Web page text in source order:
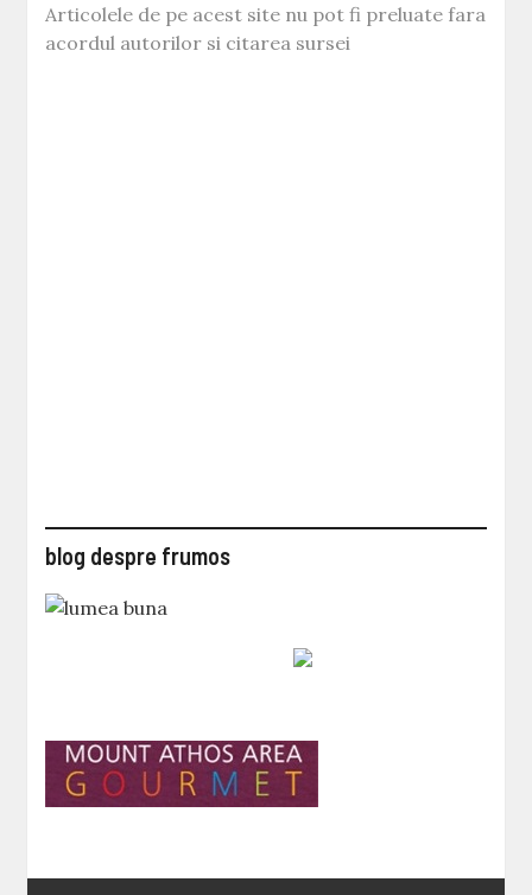
Articolele de pe acest site nu pot fi preluate fara
acordul autorilor si citarea sursei
blog despre frumos